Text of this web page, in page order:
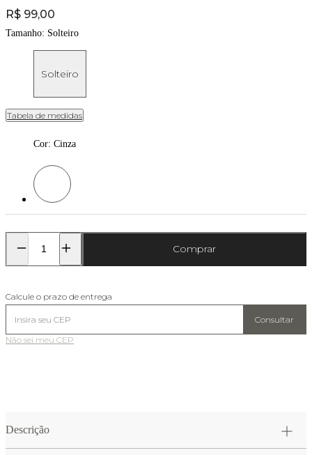
Price:
R$ 99,00
Tamanho: Solteiro
Solteiro
Tabela de medidas
Cor: Cinza
Cor: Cinza
Comprar
Calcule o prazo de entrega
Consultar
Não sei meu CEP
Descrição